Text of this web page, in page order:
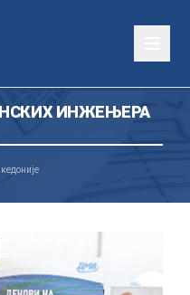
ИНЖЕЊЕРА